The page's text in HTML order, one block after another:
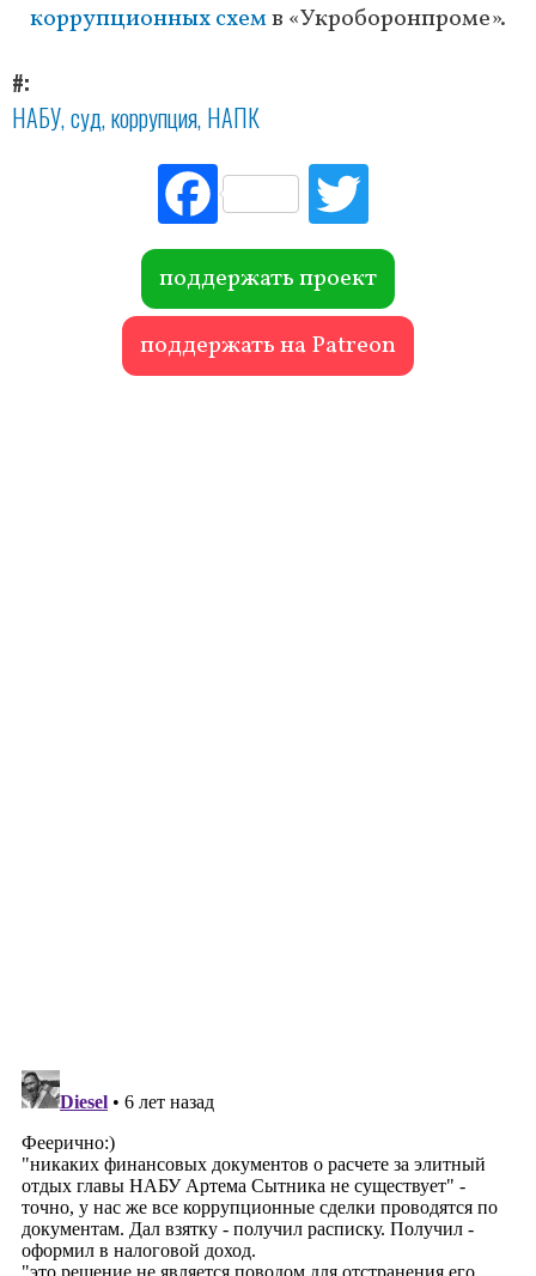
коррупционных схемв «Укроборонпроме».
#
НАБУ суд коррупция НАПК
Fac
ebo
ok r
поддержать проект
поддержать на Patreon